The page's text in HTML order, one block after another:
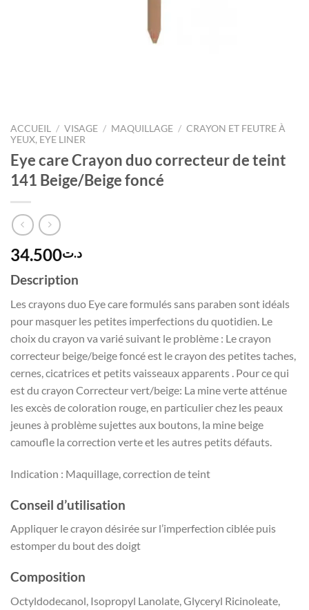
ACCUEIL / VISAGE / MAQUILLAGE / CRAYON ET FEUTRE À
YEUX, EYE LINER
Eye care Crayon duo correcteur de teint
141 Beige/Beige foncé
د.ت34.500
Description
Les crayons duo Eye care formulés sans paraben sont idéals
pour masquer les petites imperfections du quotidien. Le
choix du crayon va varié suivant le problème : Le crayon
correcteur beige/beige foncé est le crayon des petites taches,
cernes, cicatrices et petits vaisseaux apparents . Pour ce qui
est du crayon Correcteur vert/beige: La mine verte atténue
les excès de coloration rouge, en particulier chez les peaux
jeunes à problème sujettes aux boutons, la mine beige
camoufle la correction verte et les autres petits défauts.
Indication : Maquillage, correction de teint
Conseil d’utilisation
Appliquer le crayon désirée sur l’imperfection ciblée puis
estomper du bout des doigt
Composition
Octyldodecanol, Isopropyl Lanolate, Glyceryl Ricinoleate,